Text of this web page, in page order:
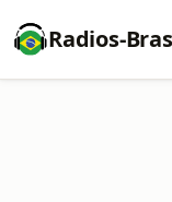
Radios-